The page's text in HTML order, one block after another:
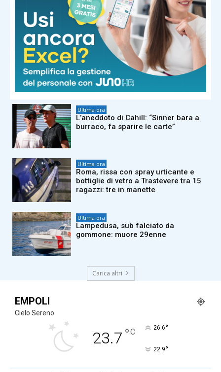
Ultima ora
Sinner salta il Masters 1000 di
Cincinnati: “Problema al ginocchio
destro”
Ultima ora
Furgone con braccianti a bordo si
ribalta nel Foggiano, un morto e 7
feriti
Ultima ora
L’aneddoto di Cahill: “Sinner bara a
burraco, fa sparire le carte”
Ultima ora
Roma, rissa con spray urticante e
bottiglie di vetro a Trastevere tra 15
ragazzi: tre in manette
Ultima ora
Lampedusa, sub falciato da
gommone: muore 29enne
Carica altri
EMPOLI
Cielo Sereno
23.7 °C 26.6°
22.9°